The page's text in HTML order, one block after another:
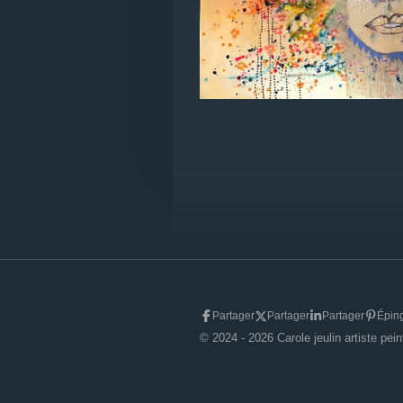
Partager Partager Partager
© 2024 - 2026 Carole jeulin artiste